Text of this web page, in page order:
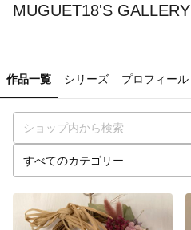
MUGUET18'S GALLERY
作品一覧 シリーズ プロフィール